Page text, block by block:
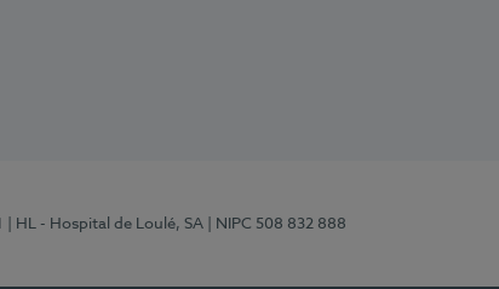
| HL - Hospital de Loulé, SA | NIPC 508 832 888